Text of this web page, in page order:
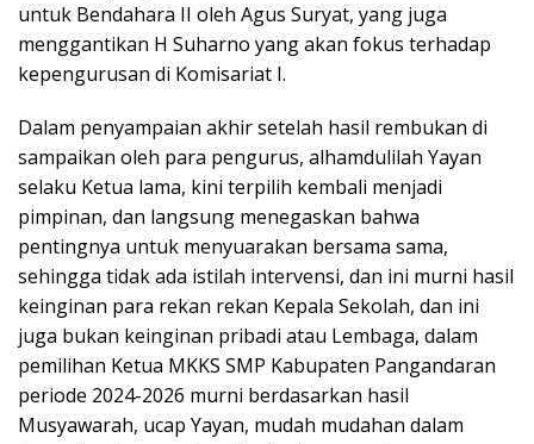
untuk Bendahara II oleh Agus Suryat, yang juga
menggantikan H Suharno yang akan fokus terhadap
kepengurusan di Komisariat I.
Dalam penyampaian akhir setelah hasil rembukan di
sampaikan oleh para pengurus, alhamdulilah Yayan
selaku Ketua lama, kini terpilih kembali menjadi
pimpinan, dan langsung menegaskan bahwa
pentingnya untuk menyuarakan bersama sama,
sehingga tidak ada istilah intervensi, dan ini murni hasil
keinginan para rekan rekan Kepala Sekolah, dan ini
juga bukan keinginan pribadi atau Lembaga, dalam
pemilihan Ketua MKKS SMP Kabupaten Pangandaran
periode 2024-2026 murni berdasarkan hasil
Musyawarah, ucap Yayan, mudah mudahan dalam